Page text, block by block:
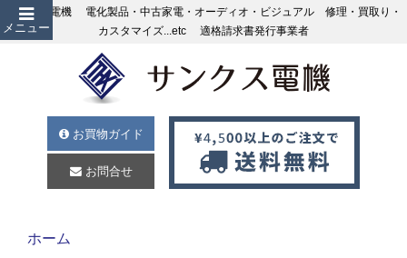
メニュー
サンクス電機 電化製品・中古家電・オーディオ・ビジュアル 修理・買取り・
カスタマイズ...etc 適格請求書発行事業者
お買物ガイド
お問合せ
ホーム